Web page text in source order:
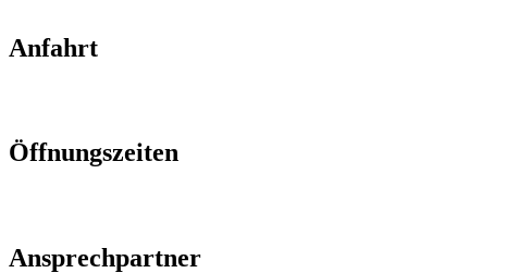
Anfahrt
Öffnungszeiten
Ansprechpartner